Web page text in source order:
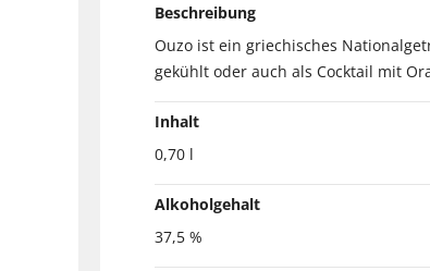
Beschreibung
Ouzo ist ein griechisches
gekühlt oder auch als Cocktail mit
Inhalt
0,70 l
Alkoholgehalt
37,5 %